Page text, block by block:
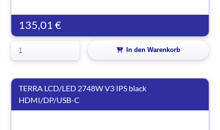
135,01 €
In den Warenkorb
TERRA LCD/LED 2748W V3 IPS black
HDMI/DP/USB-C